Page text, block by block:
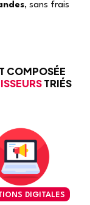
, sans frais
COMPOSÉE
TRIÉS
DIGITALES